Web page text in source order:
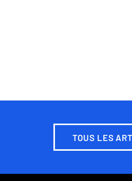
TOUS LES